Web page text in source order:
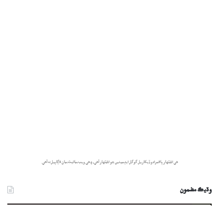
هي اشتهار پاڻمرادو ڏيکاريل گوگل ايڊسينس جو اشتهار آهي، ۽ هي ويب سائيٽ سان لاڳاپيل نه آهي.
وڌيڪ مضمون